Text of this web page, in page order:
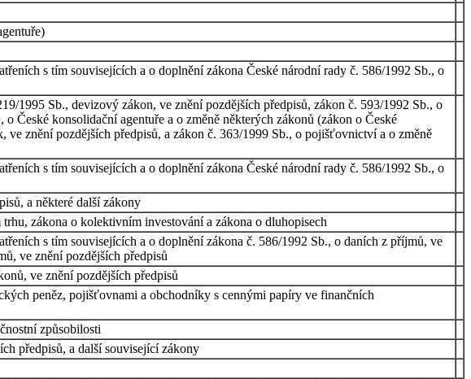
s tím souvisejících a o doplnění zákona České národní rady č. 586/1992 Sb., o
1995 Sb., devizový zákon, ve znění pozdějších předpisů, zákon č. 593/1992 Sb., o
České konsolidační agentuře a o změně některých zákonů (zákon o České
znění pozdějších předpisů, a zákon č. 363/1999 Sb., o pojišťovnictví a o změně
s tím souvisejících a o doplnění zákona České národní rady č. 586/1992 Sb., o
a některé další zákony
zákona o kolektivním investování a zákona o dluhopisech
s tím souvisejících a o doplnění zákona č. 586/1992 Sb., o daních z příjmů, ve
ve znění pozdějších předpisů
ve znění pozdějších předpisů
peněz, pojišťovnami a obchodníky s cennými papíry ve finančních
způsobilosti
předpisů, a další související zákony